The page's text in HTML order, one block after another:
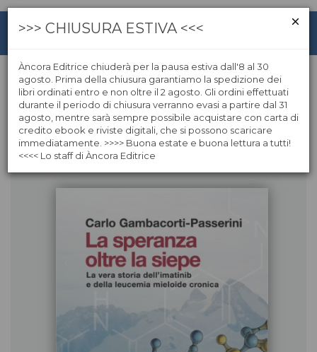
Carlo Passerini
Libri dell'autore
>>> CHIUSURA ESTIVA <<<
Àncora Editrice chiuderà per la pausa estiva dall'8 al 30
agosto. Prima della chiusura garantiamo la spedizione dei
libri ordinati entro e non oltre il 2 agosto. Gli ordini effettuati
durante il periodo di chiusura verranno evasi a partire dal 31
agosto, mentre sarà sempre possibile acquistare con carta di
credito ebook e riviste digitali, che si possono scaricare
immediatamente. >>>> Buona estate e buona lettura a tutti!
<<<< Lo staff di Àncora Editrice